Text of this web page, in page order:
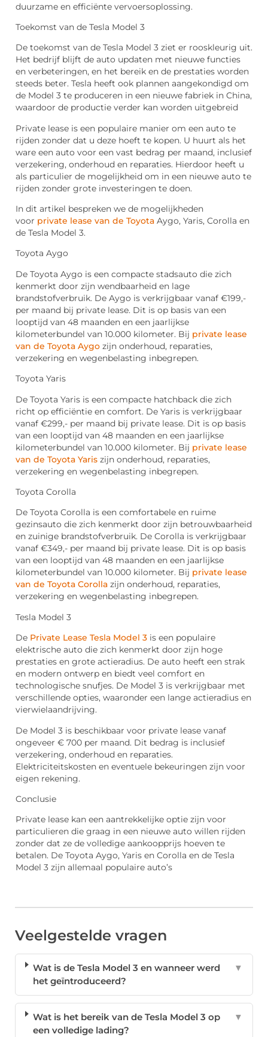
duurzame en efficiënte vervoersoplossing.
Toekomst van de Tesla Model 3
De toekomst van de Tesla Model 3 ziet er rooskleurig uit.
Het bedrijf blijft de auto updaten met nieuwe functies
en verbeteringen, en het bereik en de prestaties worden
steeds beter. Tesla heeft ook plannen aangekondigd om
de Model 3 te produceren in een nieuwe fabriek in China,
waardoor de productie verder kan worden uitgebreid
Private lease is een populaire manier om een auto te
rijden zonder dat u deze hoeft te kopen. U huurt als het
ware een auto voor een vast bedrag per maand, inclusief
verzekering, onderhoud en reparaties. Hierdoor heeft u
als particulier de mogelijkheid om in een nieuwe auto te
rijden zonder grote investeringen te doen.
In dit artikel bespreken we de mogelijkheden
voor private lease van de Toyota Aygo, Yaris, Corolla en
de Tesla Model 3.
Toyota Aygo
De Toyota Aygo is een compacte stadsauto die zich
kenmerkt door zijn wendbaarheid en lage
brandstofverbruik. De Aygo is verkrijgbaar vanaf €199,-
per maand bij private lease. Dit is op basis van een
looptijd van 48 maanden en een jaarlijkse
kilometerbundel van 10.000 kilometer. Bij private lease
van de Toyota Aygo zijn onderhoud, reparaties,
verzekering en wegenbelasting inbegrepen.
Toyota Yaris
De Toyota Yaris is een compacte hatchback die zich
richt op efficiëntie en comfort. De Yaris is verkrijgbaar
vanaf €299,- per maand bij private lease. Dit is op basis
van een looptijd van 48 maanden en een jaarlijkse
kilometerbundel van 10.000 kilometer. Bij private lease
van de Toyota Yaris zijn onderhoud, reparaties,
verzekering en wegenbelasting inbegrepen.
Toyota Corolla
De Toyota Corolla is een comfortabele en ruime
gezinsauto die zich kenmerkt door zijn betrouwbaarheid
en zuinige brandstofverbruik. De Corolla is verkrijgbaar
vanaf €349,- per maand bij private lease. Dit is op basis
van een looptijd van 48 maanden en een jaarlijkse
kilometerbundel van 10.000 kilometer. Bij private lease
van de Toyota Corolla zijn onderhoud, reparaties,
verzekering en wegenbelasting inbegrepen.
Tesla Model 3
De Private Lease Tesla Model 3 is een populaire
elektrische auto die zich kenmerkt door zijn hoge
prestaties en grote actieradius. De auto heeft een strak
en modern ontwerp en biedt veel comfort en
technologische snufjes. De Model 3 is verkrijgbaar met
verschillende opties, waaronder een lange actieradius en
vierwielaandrijving.
De Model 3 is beschikbaar voor private lease vanaf
ongeveer € 700 per maand. Dit bedrag is inclusief
verzekering, onderhoud en reparaties.
Elektriciteitskosten en eventuele bekeuringen zijn voor
eigen rekening.
Conclusie
Private lease kan een aantrekkelijke optie zijn voor
particulieren die graag in een nieuwe auto willen rijden
zonder dat ze de volledige aankoopprijs hoeven te
betalen. De Toyota Aygo, Yaris en Corolla en de Tesla
Model 3 zijn allemaal populaire auto’s
Veelgestelde vragen
Wat is de Tesla Model 3 en wanneer werd
het geïntroduceerd?
▼
Wat is het bereik van de Tesla Model 3 op
een volledige lading?
▼